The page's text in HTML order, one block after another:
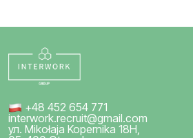
+48 452 654 771
interwork.recruit@gmail.com
ул. Mikołaja Kopernika 18H,